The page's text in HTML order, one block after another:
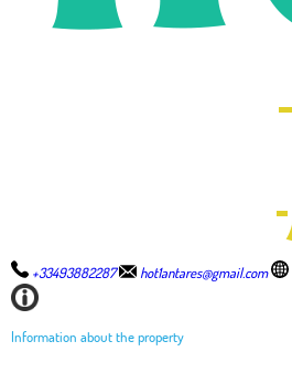
+33493882287 hot1antares@gmail.com
Information about the property